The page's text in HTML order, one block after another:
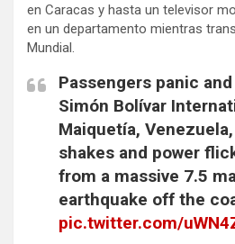
en Caracas y hasta un televisor
en un departamento mientras
Mundial.
Passengers panic
Simón Bolívar
Maiquetía,
shakes and power
from a massive 7.5
earthquake off the
pic.twitter.com/